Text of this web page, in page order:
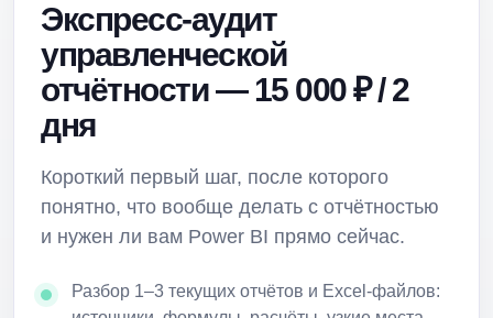
Экспресс-аудит
управленческой
отчётности — 15 000 ₽ / 2
дня
Короткий первый шаг, после которого
понятно, что вообще делать с отчётностью
и нужен ли вам Power BI прямо сейчас.
Разбор 1–3 текущих отчётов и Excel-файлов: